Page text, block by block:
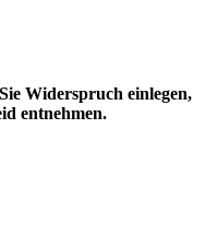
Widerspruch einlegen,
entnehmen.